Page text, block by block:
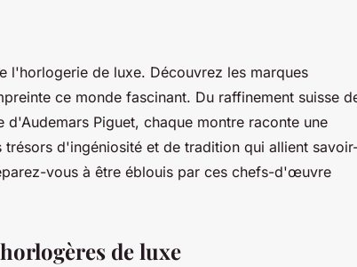
l'horlogerie de luxe. Découvrez les marques
ce monde fascinant. Du raffinement suisse
Piguet, chaque montre raconte une
d'ingéniosité et de tradition qui allient
vous à être éblouis par ces chefs-d'œuvre
de luxe